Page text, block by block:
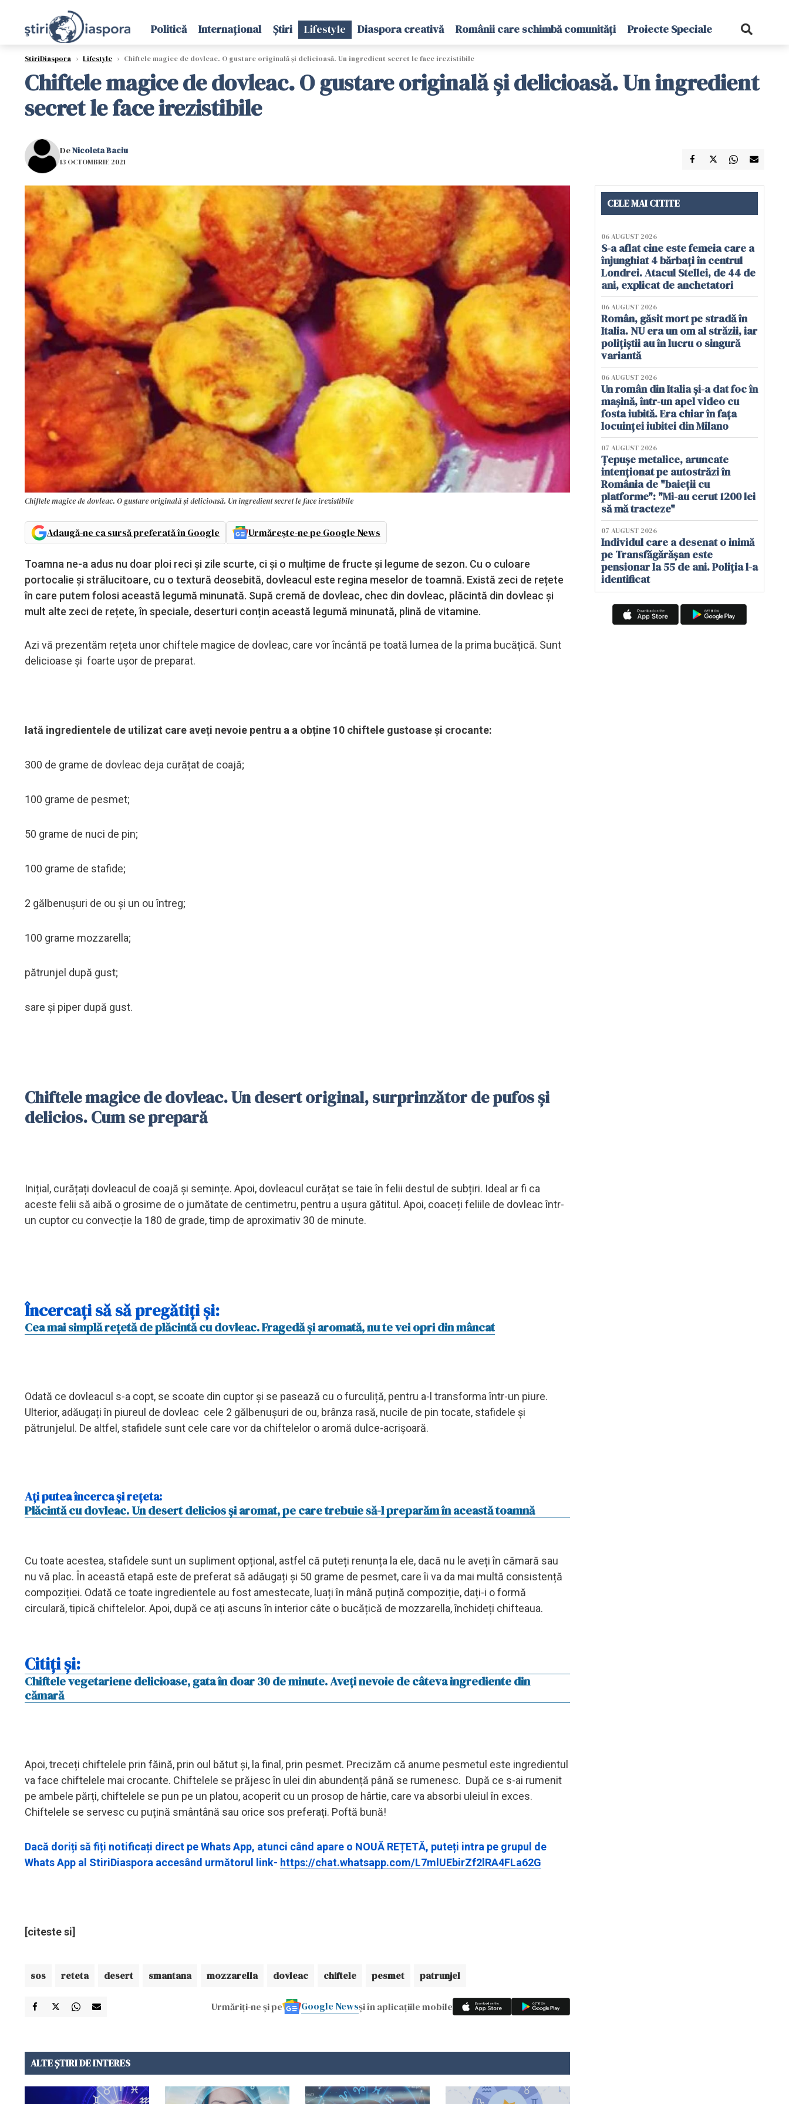
Politică Internațional Știri Lifestyle Diaspora creativă Românii care schimbă comunități Proiecte Speciale
StiriDiaspora › Lifestyle › Chiftele magice de dovleac. O gustare originală și delicioasă. Un ingredient secret le face irezistibile
Chiftele magice de dovleac. O gustare originală și delicioasă. Un ingredient
secret le face irezistibile
DeNicoleta Baciu
13 OCTOMBRIE 2021
Chiftele magice de dovleac. O gustare originală și delicioasă. Un ingredient secret le face irezistibile
Adaugă-ne ca sursă preferată în Google Urmărește-ne pe Google News
Toamna ne-a adus nu doar ploi reci și zile scurte, ci și o mulțime de fructe și legume de sezon. Cu o culoare
portocalie și strălucitoare, cu o textură deosebită, dovleacul este regina meselor de toamnă. Există zeci de rețete
în care putem folosi această legumă minunată. Supă cremă de dovleac, chec din dovleac, plăcintă din dovleac și
mult alte zeci de rețete, în speciale, deserturi conțin această legumă minunată, plină de vitamine.
Azi vă prezentăm rețeta unor chiftele magice de dovleac, care vor încântă pe toată lumea de la prima bucățică. Sunt
delicioase și foarte ușor de preparat.
Iată ingredientele de utilizat care aveți nevoie pentru a a obține 10 chiftele gustoase și crocante:
300 de grame de dovleac deja curățat de coajă;
100 grame de pesmet;
50 grame de nuci de pin;
100 grame de stafide;
2 gălbenușuri de ou și un ou întreg;
100 grame mozzarella;
pătrunjel după gust;
sare și piper după gust.
Chiftele magice de dovleac. Un desert original, surprinzător de pufos și
delicios. Cum se prepară
Inițial, curățați dovleacul de coajă și semințe. Apoi, dovleacul curățat se taie în felii destul de subțiri. Ideal ar fi ca
aceste felii să aibă o grosime de o jumătate de centimetru, pentru a ușura gătitul. Apoi, coaceți feliile de dovleac într-
un cuptor cu convecție la 180 de grade, timp de aproximativ 30 de minute.
Încercați să să pregătiți și:
Cea mai simplă rețetă de plăcintă cu dovleac. Fragedă și aromată, nu te vei opri din mâncat
Odată ce dovleacul s-a copt, se scoate din cuptor și se pasează cu o furculiță, pentru a-l transforma într-un piure.
Ulterior, adăugați în piureul de dovleac cele 2 gălbenușuri de ou, brânza rasă, nucile de pin tocate, stafidele și
pătrunjelul. De altfel, stafidele sunt cele care vor da chiftelelor o aromă dulce-acrișoară.
Ați putea încerca și rețeta:
Plăcintă cu dovleac. Un desert delicios și aromat, pe care trebuie să-l preparăm în această toamnă
Cu toate acestea, stafidele sunt un supliment opțional, astfel că puteți renunța la ele, dacă nu le aveți în cămară sau
nu vă plac. În această etapă este de preferat să adăugați și 50 grame de pesmet, care îi va da mai multă consistență
compoziției. Odată ce toate ingredientele au fost amestecate, luați în mână puțină compoziție, dați-i o formă
circulară, tipică chiftelelor. Apoi, după ce ați ascuns în interior câte o bucățică de mozzarella, închideți chifteaua.
Citiți și:
Chiftele vegetariene delicioase, gata în doar 30 de minute. Aveți nevoie de câteva ingrediente din
cămară
Apoi, treceți chiftelele prin făină, prin oul bătut și, la final, prin pesmet. Precizăm că anume pesmetul este ingredientul
va face chiftelele mai crocante. Chiftelele se prăjesc în ulei din abundență până se rumenesc. După ce s-ai rumenit
pe ambele părți, chiftelele se pun pe un platou, acoperit cu un prosop de hârtie, care va absorbi uleiul în exces.
Chiftelele se servesc cu puțină smântână sau orice sos preferați. Poftă bună!
Dacă doriți să fiți notificați direct pe Whats App, atunci când apare o NOUĂ REȚETĂ, puteți intra pe grupul de
Whats App al StiriDiaspora accesând următorul link- https://chat.whatsapp.com/L7mlUEbirZf2lRA4FLa62G
[citeste si]
sos reteta desert smantana mozzarella dovleac chiftele pesmet patrunjel
Urmăriți-ne și pe Google Newsși în aplicațiile mobile
ALTE ȘTIRI DE INTERES
CELE MAI CITITE
06 AUGUST 2026
S-a aflat cine este femeia care a
înjunghiat 4 bărbați în centrul
Londrei. Atacul Stellei, de 44 de
ani, explicat de anchetatori
06 AUGUST 2026
Român, găsit mort pe stradă în
Italia. NU era un om al străzii, iar
polițiștii au în lucru o singură
variantă
06 AUGUST 2026
Un român din Italia și-a dat foc în
mașină, într-un apel video cu
fosta iubită. Era chiar în fața
locuinței iubitei din Milano
07 AUGUST 2026
Țepușe metalice, aruncate
intenționat pe autostrăzi în
România de "baieții cu
platforme": "Mi-au cerut 1200 lei
să mă tracteze"
07 AUGUST 2026
Individul care a desenat o inimă
pe Transfăgărășan este
pensionar la 55 de ani. Poliția l-a
identificat